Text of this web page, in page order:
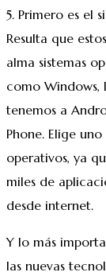
5. Primero es el
Resulta que
alma sistemas
como Windows,
tenemos a
Phone. Elige
operativos, ya
miles de
desde internet.
Y lo más
las nuevas